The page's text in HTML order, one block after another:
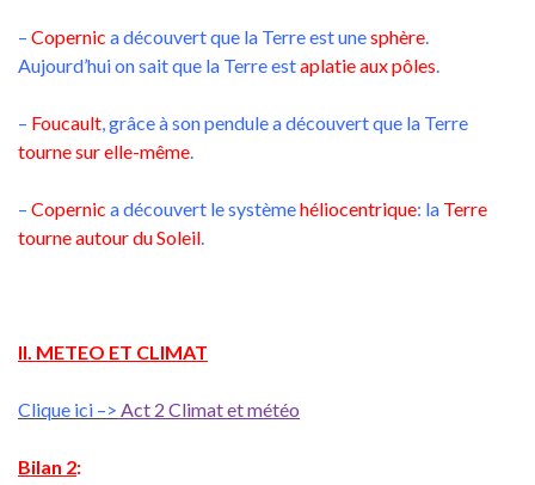
– Copernic a découvert que la Terre est unesphère.
Aujourd’hui on sait que la Terre estaplatie aux pôles.
– Foucault, grâce à son pendule a découvert que la Terre
tourne sur elle-même.
– Copernic a découvert le systèmehéliocentrique: la Terre
tourne autour du Soleil.
II. METEO ET CLIMAT
Clique ici –> Act 2 Climat et météo
Bilan 2: